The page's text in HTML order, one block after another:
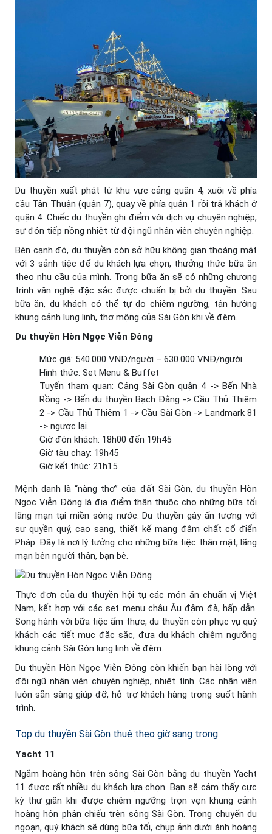
Du thuyền xuất phát từ khu vực cảng quận 4, xuôi về phía
cầu Tân Thuận (quận 7), quay về phía quận 1 rồi trả khách ở
quận 4. Chiếc du thuyền ghi điểm với dịch vụ chuyên nghiệp,
sự đón tiếp nồng nhiệt từ đội ngũ nhân viên chuyên nghiệp.
Bên cạnh đó, du thuyền còn sở hữu không gian thoáng mát
với 3 sảnh tiệc để du khách lựa chọn, thưởng thức bữa ăn
theo nhu cầu của mình. Trong bữa ăn sẽ có những chương
trình văn nghệ đặc sắc được chuẩn bị bởi du thuyền. Sau
bữa ăn, du khách có thể tự do chiêm ngưỡng, tận hưởng
khung cảnh lung linh, thơ mộng của Sài Gòn khi về đêm.
Du thuyền Hòn Ngọc Viễn Đông
Mức giá: 540.000 VNĐ/người – 630.000 VNĐ/người
Hình thức: Set Menu & Buffet
Tuyến tham quan: Cảng Sài Gòn quận 4 -> Bến Nhà
Rồng -> Bến du thuyền Bạch Đằng -> Cầu Thủ Thiêm
2 -> Cầu Thủ Thiêm 1 -> Cầu Sài Gòn -> Landmark 81
-> ngược lại.
Giờ đón khách: 18h00 đến 19h45
Giờ tàu chạy: 19h45
Giờ kết thúc: 21h15
Mệnh danh là “nàng thơ” của đất Sài Gòn, du thuyền Hòn
Ngọc Viễn Đông là địa điểm thân thuộc cho những bữa tối
lãng mạn tại miền sông nước. Du thuyền gây ấn tượng với
sự quyền quý, cao sang, thiết kế mang đậm chất cổ điển
Pháp. Đây là nơi lý tưởng cho những bữa tiệc thân mật, lãng
mạn bên người thân, bạn bè.
Thực đơn của du thuyền hội tụ các món ăn chuẩn vị Việt
Nam, kết hợp với các set menu châu Âu đậm đà, hấp dẫn.
Song hành với bữa tiệc ẩm thực, du thuyền còn phục vụ quý
khách các tiết mục đặc sắc, đưa du khách chiêm ngưỡng
khung cảnh Sài Gòn lung linh về đêm.
Du thuyền Hòn Ngọc Viễn Đông còn khiến bạn hài lòng với
đội ngũ nhân viên chuyên nghiệp, nhiệt tình. Các nhân viên
luôn sẵn sàng giúp đỡ, hỗ trợ khách hàng trong suốt hành
trình.
Top du thuyền Sài Gòn thuê theo giờ sang trọng
Yacht 11
Ngắm hoàng hôn trên sông Sài Gòn bằng du thuyền Yacht
11 được rất nhiều du khách lựa chọn. Bạn sẽ cảm thấy cực
kỳ thư giãn khi được chiêm ngưỡng trọn vẹn khung cảnh
hoàng hôn phản chiếu trên sông Sài Gòn. Trong chuyến du
ngoạn, quý khách sẽ dùng bữa tối, chụp ảnh dưới ánh hoàng